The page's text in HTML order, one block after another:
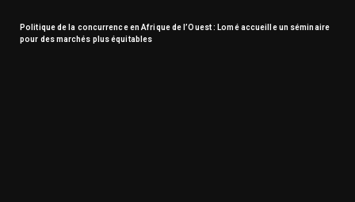
Politique de la concurrence en Afrique de l’Ouest : Lomé accueille un séminaire
pour des marchés plus équitables